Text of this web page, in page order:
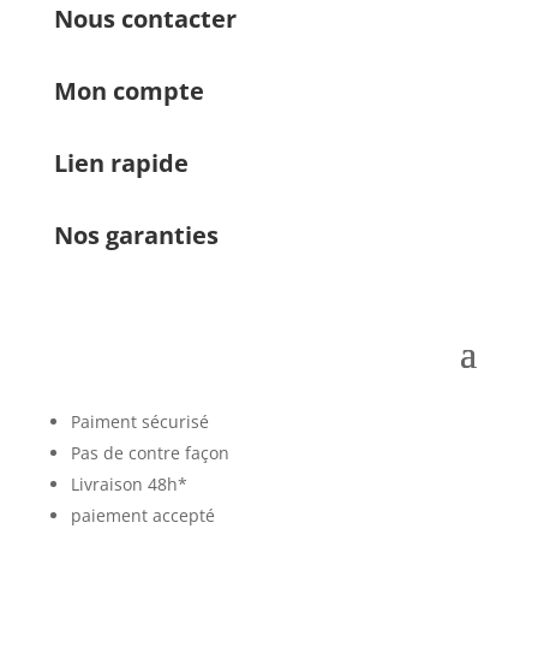
Nous contacter
Mon compte
Lien rapide
Nos garanties
Paiment sécurisé
Pas de contre façon
Livraison 48h*
paiement accepté